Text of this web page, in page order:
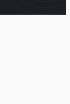
3号線の完